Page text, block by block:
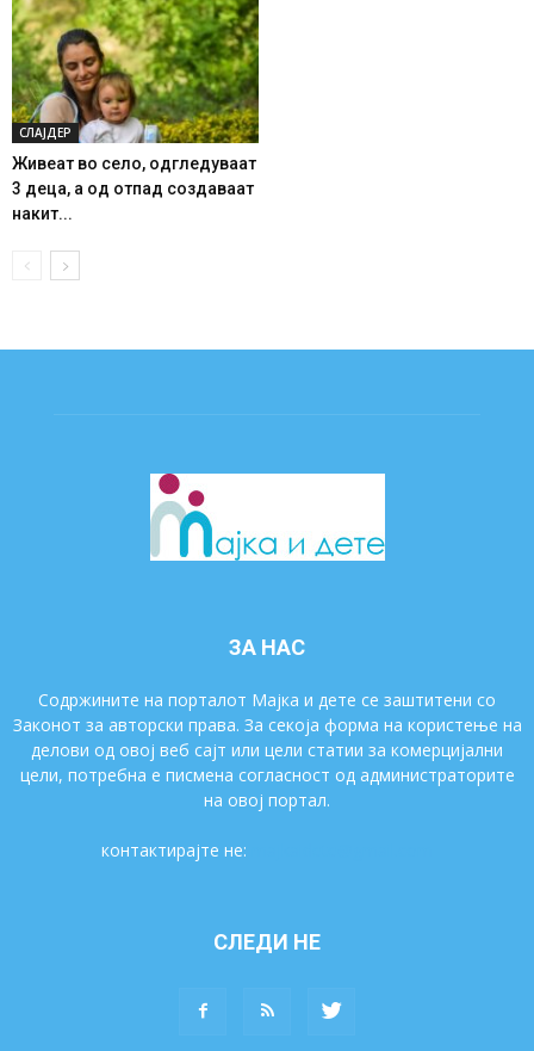
СЛАЈДЕР
Живеат во село, одгледуваат
3 деца, а од отпад создаваат
накит...
ЗА НАС
Содржините на порталот Мајка и дете се заштитени со
Законот за авторски права. За секоја форма на користење на
делови од овој веб сајт или цели статии за комерцијални
цели, потребна е писмена согласност од администраторите
на овој портал.
контактирајте не:
СЛЕДИ НЕ